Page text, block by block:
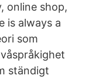
online shop,
is always a
som
ständigt